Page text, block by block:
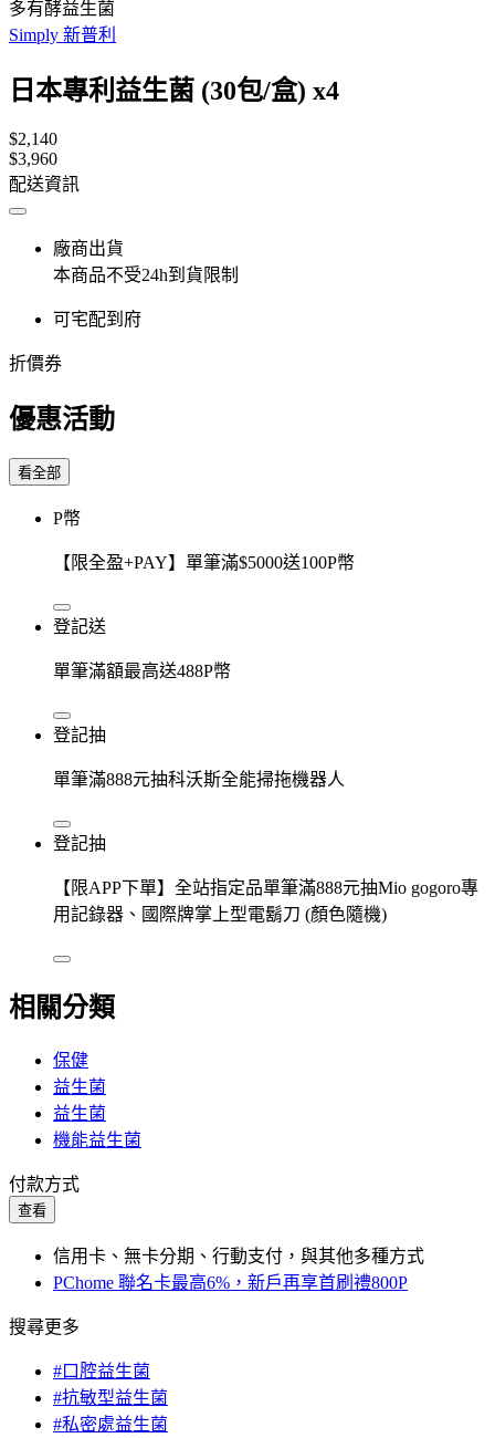
多有酵益生菌
Simply 新普利
日本專利益生菌 (30包/盒) x4
$2,140
$3,960
配送資訊
廠商出貨
本商品不受24h到貨限制
可宅配到府
折價券
優惠活動
看全部
P幣
【限全盈+PAY】單筆滿$5000送100P幣
登記送
單筆滿額最高送488P幣
登記抽
單筆滿888元抽科沃斯全能掃拖機器人
登記抽
【限APP下單】全站指定品單筆滿888元抽Mio gogoro專
用記錄器、國際牌掌上型電鬍刀 (顏色隨機)
相關分類
保健
益生菌
益生菌
機能益生菌
付款方式
查看
信用卡、無卡分期、行動支付，與其他多種方式
PChome 聯名卡最高6%，新戶再享首刷禮800P
搜尋更多
#口腔益生菌
#抗敏型益生菌
#私密處益生菌